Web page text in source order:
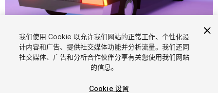
1/14
我们使用 Cookie 以允许我们网站的正常工作、个性化设
计内容和广告、提供社交媒体功能并分析流量。我们还同
社交媒体、广告和分析合作伙伴分享有关您使用我们网站
的信息。
Cookie 设置